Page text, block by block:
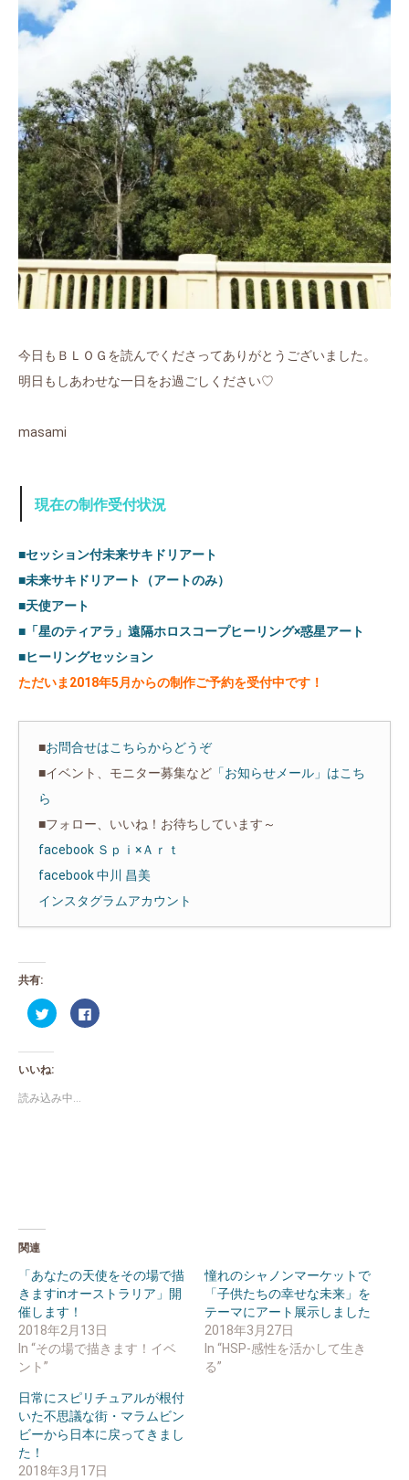
今日もＢＬＯＧを読んでくださってありがとうございました。
明日もしあわせな一日をお過ごしください♡
masami
現在の制作受付状況
■セッション付未来サキドリアート
■未来サキドリアート（アートのみ）
■天使アート
■「星のティアラ」遠隔ホロスコープヒーリング×惑星アート
■ヒーリングセッション
ただいま2018年5 月からの制作ご予約を受付中です！
■お問合せはこちらからどうぞ
■イベント、モニター募集など 「お知らせメール」はこち
ら
■フォロー、いいね！お待ちしています～
facebook Ｓｐｉ×Ａｒｔ
facebook 中川 昌美
インスタグラムアカウント
共有:
ク
リ
し
て
Twitter
共
有
Facebook
で
ド
ウ
で
ま
す)
いいね:
読み込み中...
関連
「あなたの天使をその場で描
きますinオーストラリア」開
催します！
2018年2月13日
In “その場で描きます！イベ
ント”
憧れのシャノンマーケットで
「子供たちの幸せな未来」を
テーマにアート展示しました
2018年3月27日
In “HSP-感性を活かして生き
る”
日常にスピリチュアルが根付
いた不思議な街・マラムビン
ビーから日本に戻ってきまし
た！
2018年3月17日